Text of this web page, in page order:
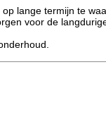
lange termijn te
voor de